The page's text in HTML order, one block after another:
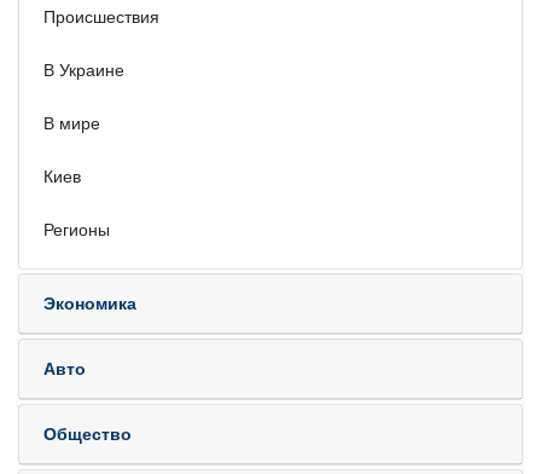
Происшествия
В Украине
В мире
Киев
Регионы
Экономика
Авто
Общество